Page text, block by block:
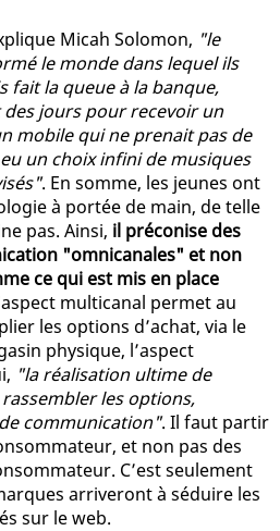
Micah Solomon, "le
le monde dans lequel ils
fait la queue à la banque,
jours pour recevoir un
mobile qui ne prenait pas de
un choix infini de musiques
. En somme, les jeunes ont
à portée de main, de telle
pas. Ainsi, il préconise des
"omnicanales" et non
ce qui est mis en place
multicanal permet au
les options d’achat, via le
physique, l’aspect
"la réalisation ultime de
les options,
communication". Il faut partir
et non pas des
C’est seulement
arriveront à séduire les
sur le web.